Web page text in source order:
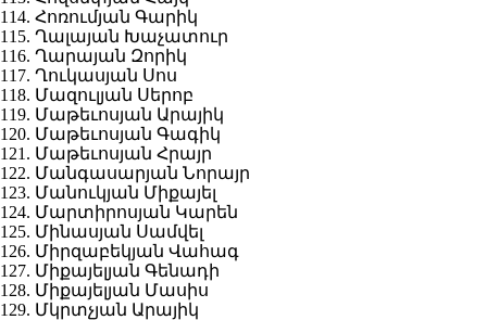
114. Հոռումյան Գարիկ
115. Ղալայան Խաչատուր
116. Ղարայան Զորիկ
117. Ղուկասյան Սոս
118. Մազուլյան Սերոբ
119. Մաթեւոսյան Արայիկ
120. Մաթեւոսյան Գագիկ
121. Մաթեւոսյան Հրայր
122. Մանգասարյան Նորայր
123. Մանուկյան Միքայել
124. Մարտիրոսյան Կարեն
125. Մինասյան Սամվել
126. Միրզաբեկյան Վահագ
127. Միքայելյան Գենադի
128. Միքայելյան Մասիս
129. Մկրտչյան Արայիկ